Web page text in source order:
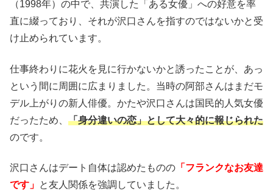
（1998年）の中で、共演した「ある女優」への好意を率
直に綴っており、それが沢口さんを指すのではないかと受
け止められています。
仕事終わりに花火を見に行かないかと誘ったことが、あっ
という間に周囲に広まりました。当時の阿部さんはまだモ
デル上がりの新人俳優。かたや沢口さんは国民的人気女優
だったため、 「身分違いの恋」として大々的に報じられた
のです。
沢口さんはデート自体は認めたものの 「フランクなお友達
です」 と友人関係を強調していました。